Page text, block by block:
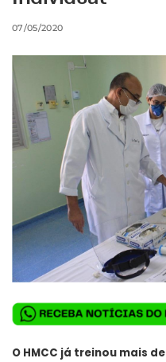
07/05/2020
O HMCC já treinou mais